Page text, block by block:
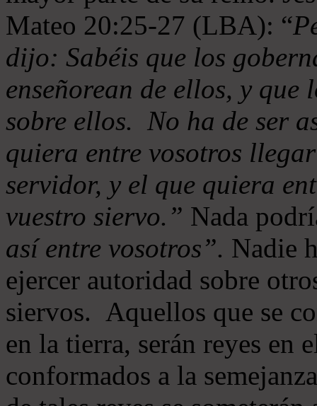
Mateo 20:25-27 (LBA): “
dijo: Sabéis que los
enseñorean de ellos, y
sobre ellos. No ha de ser
quiera entre vosotros
servidor, y el que quiera
vuestro siervo.” Nada
así entre vosotros”. Nadie
ejercer autoridad sobre
siervos. Aquellos que se
en la tierra, serán reyes en
conformados a la